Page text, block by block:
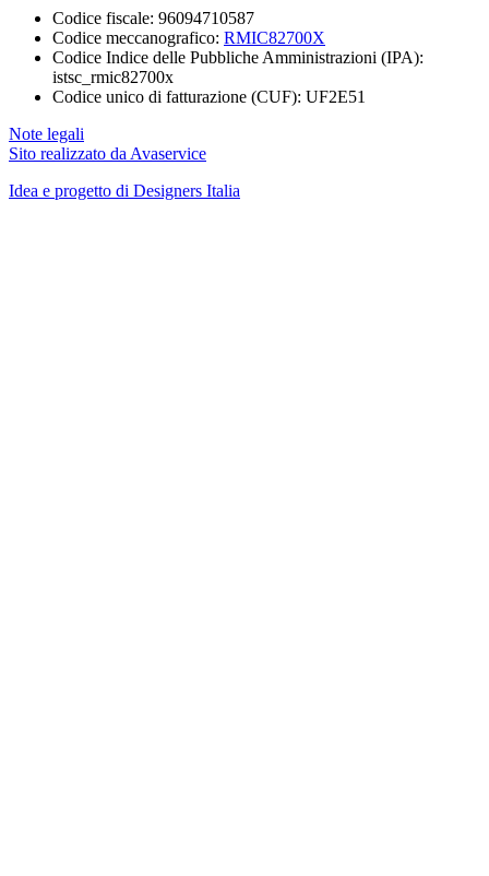
Codice fiscale: 96094710587
Codice meccanografico: RMIC82700X
Codice Indice delle Pubbliche Amministrazioni (IPA):
istsc_rmic82700x
Codice unico di fatturazione (CUF): UF2E51
Note legali
Sito realizzato da Avaservice
Idea e progetto di Designers Italia